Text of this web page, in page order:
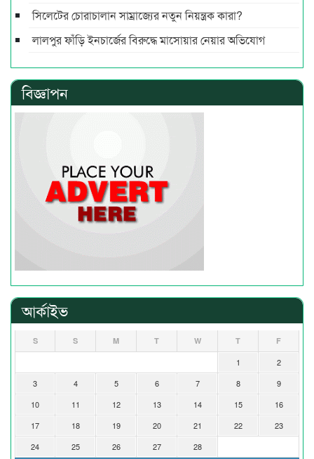
সিলেটের চোরাচালান সাম্রাজ্যের নতুন নিয়ন্ত্রক কারা?
লালপুর ফাঁড়ি ইনচার্জের বিরুদ্ধে মাসোয়ার নেয়ার অভিযোগ
বিজ্ঞাপন
আর্কাইভ
S S M T W T F
1
2
3
4 5 6 7 8
9
10
11 12 13 14 15
16
17
18 19 20 21 22
23
24
25 26 27 28